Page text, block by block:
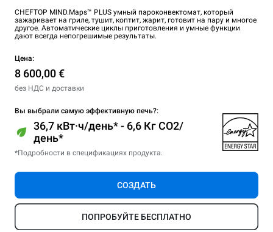
CHEFTOP MIND.Maps™ PLUS умный пароконвектомат, который
зажаривает на гриле, тушит, коптит, жарит, готовит на пару и многое
другое. Автоматические циклы приготовления и умные функции
дают всегда непогрешимые результаты.
Цена:
8 600,00 €
без НДС и доставки
Вы выбрали самую эффективную печь?:
36,7 кВт·ч/день* - 6,6 Кг CO2/
день*
*Подробности в спецификациях продукта.
СОЗДАТЬ
ПОПРОБУЙТЕ БЕСПЛАТНО